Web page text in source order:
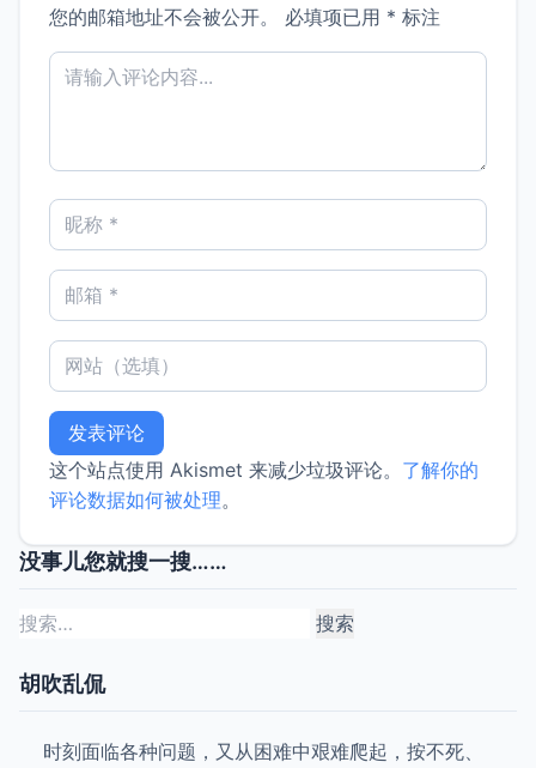
您的邮箱地址不会被公开。
必填项已用 * 标注
这个站点使用 Akismet 来减少垃圾评论。 了解你的
评论数据如何被处理。
没事儿您就搜一搜……
搜
胡吹乱侃
时刻面临各种问题，又从困难中艰难爬起，按不死、